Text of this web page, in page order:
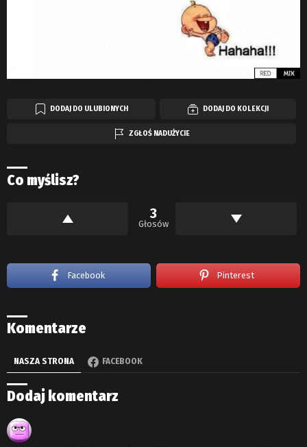
DODAJ DO ULUBIONYCH DODAJ DO KOLEKCJI
ZGŁOŚ NADUŻYCIE
Co myślisz?
3
Głosów
Facebook Pinterest
Komentarze
NASZA STRONA FACEBOOK
Dodaj komentarz